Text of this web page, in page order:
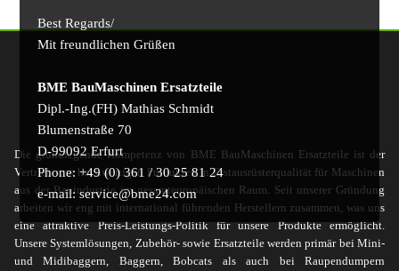
Best Regards/
Mit freundlichen Grüßen
BME BauMaschinen Ersatzteile
Dipl.-Ing.(FH) Mathias Schmidt
Blumenstraße 70
D-99092 Erfurt
Phone: +49 (0) 361 / 30 25 81 24
e-mail: service@bme24.com
Die grundlegende Kompetenz von BME BauMaschinen Ersatzteile ist der
Vertrieb von hochwertigen Produkten in Erstausrüsterqualität für Maschinen
aus der Bauindustrie im gesamteuropäischen Raum. Seit unserer Gründung
arbeiten wir eng mit international führenden Herstellern zusammen, was uns
eine attraktive Preis-Leistungs-Politik für unsere Produkte ermöglicht.
Unsere Systemlösungen, Zubehör- sowie Ersatzteile werden primär bei Mini-
und Midibaggern, Baggern, Bobcats als auch bei Raupendumpern